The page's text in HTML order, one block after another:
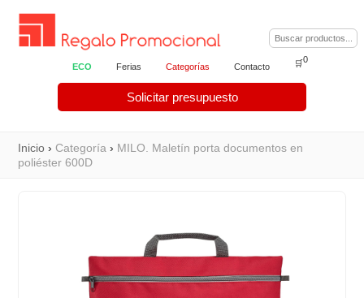
ECO Ferias Categorías Contacto
Solicitar presupuesto
🛒0
Inicio ›Categoría › MILO. Maletín porta documentos en
poliéster 600D